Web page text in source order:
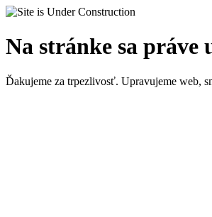
Na stránke sa práve
Ďakujeme za trpezlivosť. Upravujeme web,